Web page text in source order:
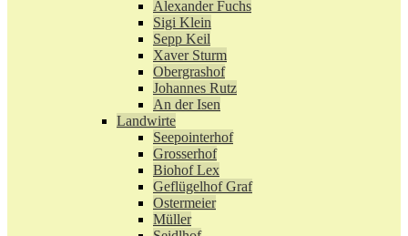
Alexander Fuchs
Sigi Klein
Sepp Keil
Xaver Sturm
Obergrashof
Johannes Rutz
An der Isen
Landwirte
Seepointerhof
Grosserhof
Biohof Lex
Geflügelhof Graf
Ostermeier
Müller